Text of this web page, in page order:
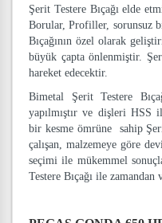
Şerit Testere Bıçağı elde
Borular, Profiller, sorunsuz
Bıçağının özel olarak
büyük çapta önlenmiştir.
hareket edecektir.
Bimetal Şerit Testere
yapılmıştır ve dişleri HSS
bir kesme ömrüne sahip
çalışan, malzemeye göre
seçimi ile mükemmel
Testere Bıçağı ile